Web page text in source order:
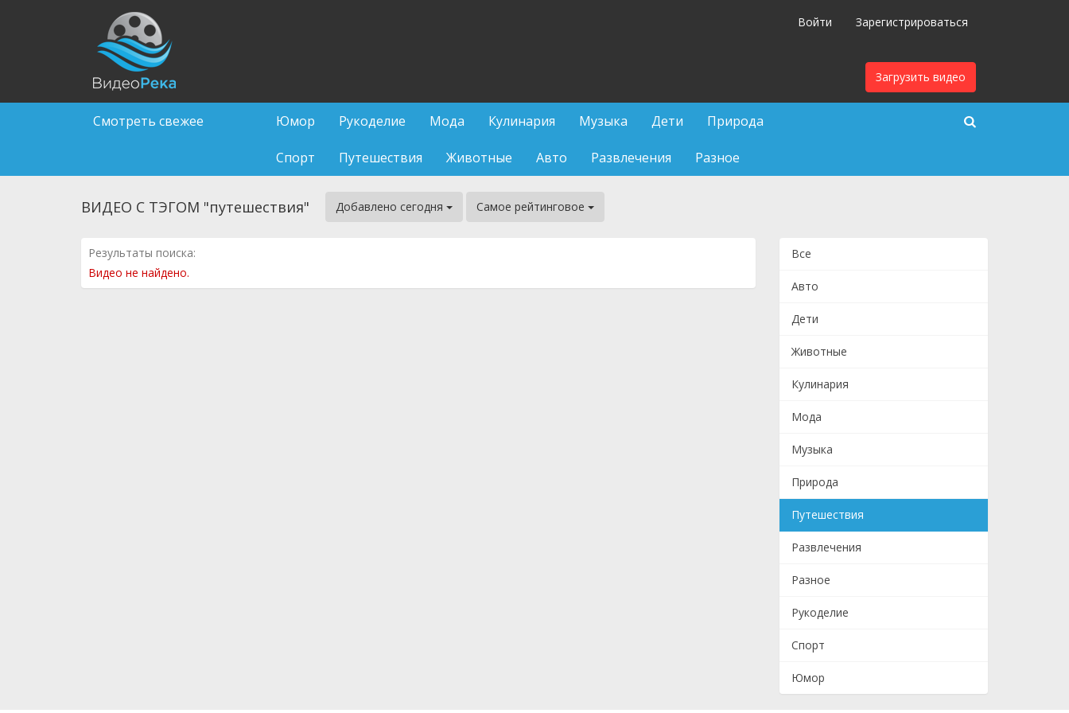
Войти Зарегистрироваться
Загрузить видео
Смотреть свежее Юмор Рукоделие Мода Кулинария Музыка Дети Природа
Спорт Путешествия Животные Авто Развлечения Разное
ВИДЕО С ТЭГОМ "путешествия" Добавлено сегодня Самое рейтинговое
Результаты поиска:
Видео не найдено.
Все
Авто
Дети
Животные
Кулинария
Мода
Музыка
Природа
Путешествия
Развлечения
Разное
Рукоделие
Спорт
Юмор